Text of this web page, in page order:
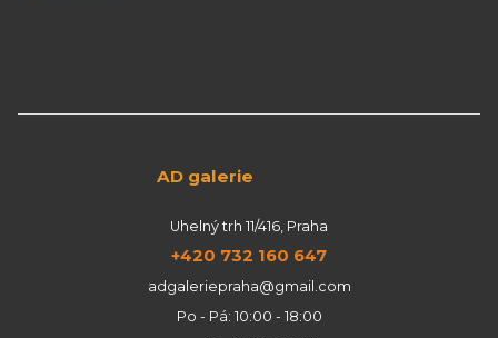
AD galerie
Uhelný trh 11/416, Praha
+420 732 160 647
adgaleriepraha@gmail.com
Po - Pá: 10:00 - 18:00